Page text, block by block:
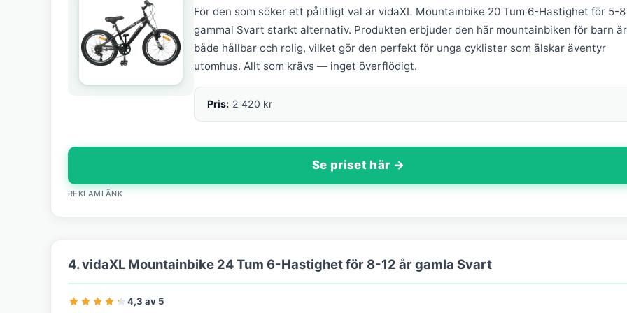
För den som söker ett pålitligt val är vidaXL Mountainbike 20 Tum 6-Hastighet för 5-
gammal Svart starkt alternativ. Produkten erbjuder den här mountainbiken för barn är
både hållbar och rolig, vilket gör den perfekt för unga cyklister som älskar äventyr
utomhus. Allt som krävs — inget överflödigt.
Pris: 2 420 kr
Se priset här →
REKLAMLÄNK
4. vidaXL Mountainbike 24 Tum 6-Hastighet för 8-12 år gamla Svart
4,3 av 5